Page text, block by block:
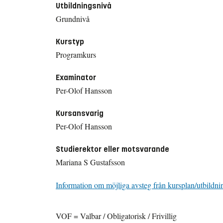
Utbildningsnivå
Grundnivå
Kurstyp
Programkurs
Examinator
Per-Olof Hansson
Kursansvarig
Per-Olof Hansson
Studierektor eller motsvarande
Mariana S Gustafsson
Information om möjliga avsteg från kursplan/
VOF = Valbar / Obligatorisk / Frivillig